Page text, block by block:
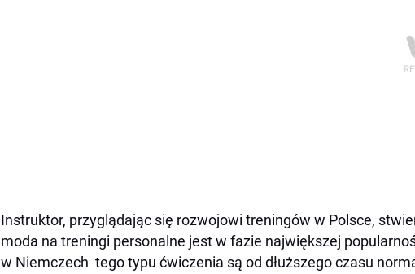
Instruktor, przyglądając się rozwojowi treningów w Polsce,
moda na treningi personalne jest w fazie największej
w Niemczech tego typu ćwiczenia są od dłuższego czasu